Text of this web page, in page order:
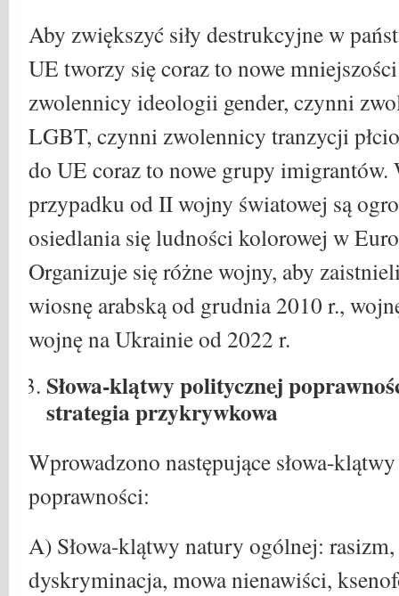
Aby zwiększyć siły destrukcyjne w
UE tworzy się coraz to nowe
zwolennicy ideologii gender, czynni
LGBT, czynni zwolennicy tranzycji
do UE coraz to nowe grupy
przypadku od II wojny światowej są
osiedlania się ludności kolorowej w
Organizuje się różne wojny, aby
wiosnę arabską od grudnia 2010 r.,
wojnę na Ukrainie od 2022 r.
Słowa-klątwy politycznej
strategia przykrywkowa
Wprowadzono następujące słowa-
poprawności:
A) Słowa-klątwy natury ogólnej:
dyskryminacja, mowa nienawiści,